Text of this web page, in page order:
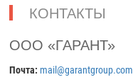
КОНТАКТЫ
ООО «ГАРАНТ»
Почта: mail@garantgroup.com